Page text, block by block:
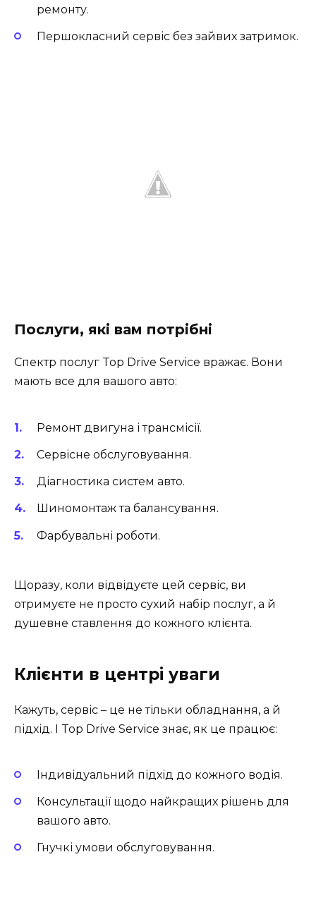
ремонту.
Першокласний сервіс без зайвих затримок.
Послуги, які вам потрібні
Спектр послуг Top Drive Service вражає. Вони
мають все для вашого авто:
Ремонт двигуна і трансмісії.
Сервісне обслуговування.
Діагностика систем авто.
Шиномонтаж та балансування.
Фарбувальні роботи.
Щоразу, коли відвідуєте цей сервіс, ви
отримуєте не просто сухий набір послуг, а й
душевне ставлення до кожного клієнта.
Клієнти в центрі уваги
Кажуть, сервіс – це не тільки обладнання, а й
підхід. І Top Drive Service знає, як це працює:
Індивідуальний підхід до кожного водія.
Консультації щодо найкращих рішень для
вашого авто.
Гнучкі умови обслуговування.